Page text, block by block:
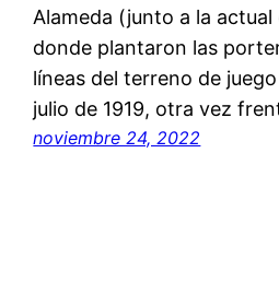
Alameda (junto a la actual
donde plantaron las
líneas del terreno de
julio de 1919, otra vez
noviembre 24, 2022